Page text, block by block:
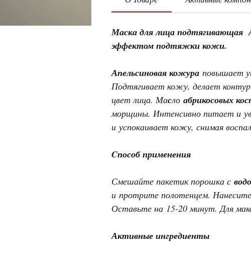
Маска для лица подтягивающая
эффектом подтяжки кожи.
Апельсиновая кожура повышает
Подтягивает кожу, делает
цвет лица. Масло абрикосовых
морщины. Интенсивно питает и
и успокаивает кожу, снимая
Cпособ применения
Смешайте пакетик порошка с
и протрите полотенцем.
Оставьте на 15-20 минут. Для
Активные ингредиенты